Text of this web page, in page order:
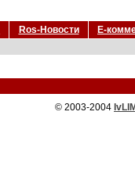
Ros-Новости
Е-
© 2003-2004